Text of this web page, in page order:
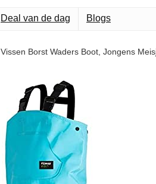
Deal van de dag Blogs
Vissen Borst Waders Boot, Jongens